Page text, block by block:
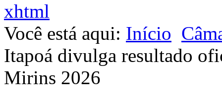
xhtml
Você está aqui: Início
Itapoá divulga resultado
Mirins 2026